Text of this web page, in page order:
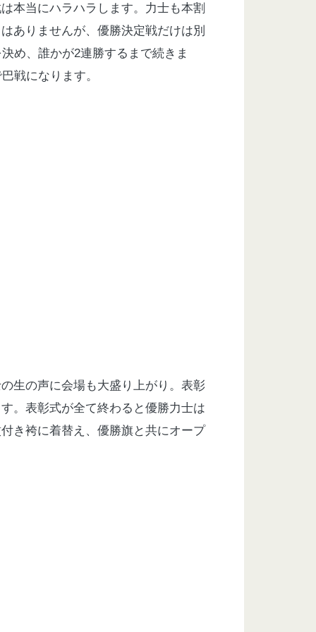
本当にハラハラします。力士も本割
ありませんが、優勝決定戦だけは別
め、誰かが2連勝するまで続きま
戦になります。
生の声に会場も大盛り上がり。表彰
。表彰式が全て終わると優勝力士は
き袴に着替え、優勝旗と共にオープ